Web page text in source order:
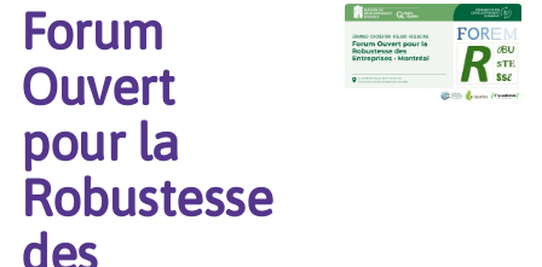
Forum
Ouvert
pour la
Robustesse
des